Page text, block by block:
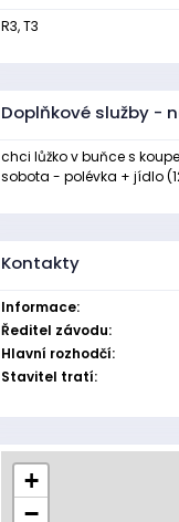
R3, T3
Doplňkové služby -
chci lůžko v buňce s
sobota - polévka + jídlo
Kontakty
Informace:
Ředitel závodu:
Hlavní rozhodčí:
Stavitel tratí:
+
−